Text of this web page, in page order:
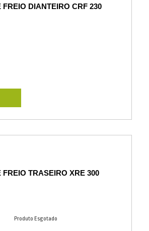
FREIO DIANTEIRO CRF 230
FREIO TRASEIRO XRE 300
Produto Esgotado